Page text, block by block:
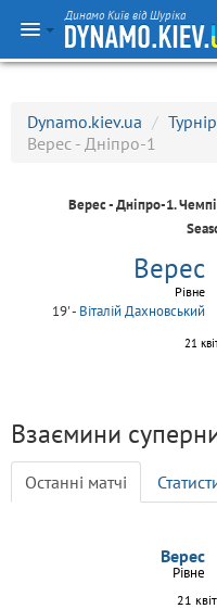
Динамо Київ від Шуріка
Dynamo.kiev.ua /
Верес - Дніпро-1
Верес - Дніпро-1.
Верес
Рівне
19' - Віталій Дахновський
21
Взаємини
Останні матчі
Верес
Рівне
21